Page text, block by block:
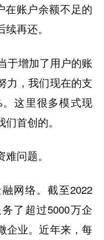
在账户余额不足的
再还。
于增加了用户的账
力，我们现在的支
这里很多模式现
首创的。
问题。
网络。截至2022
了超过5000万企
企业。近年来，每